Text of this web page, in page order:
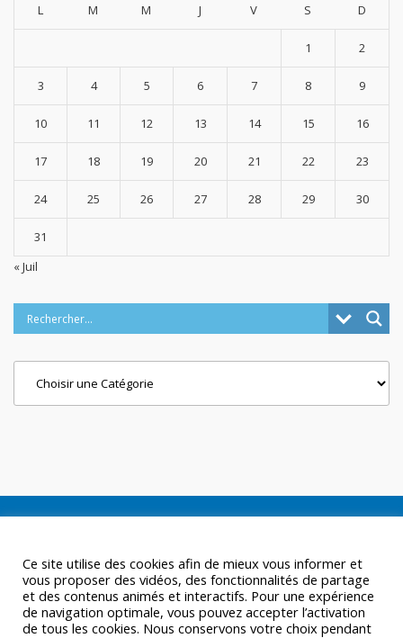
L M M J V S D
1 2
3 4 5 6 7 8 9
10 11 12 13 14 15 16
17 18 19 20 21 22 23
24 25 26 27 28 29 30
31
« Juil
Ce site utilise des cookies afin de mieux vous informer et
vous proposer des vidéos, des fonctionnalités de partage
et des contenus animés et interactifs. Pour une expérience
de navigation optimale, vous pouvez accepter l’activation
de tous les cookies. Nous conservons votre choix pendant